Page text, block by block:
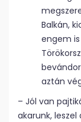
Balkán,
engem
aztán
– Jól van
akarunk,